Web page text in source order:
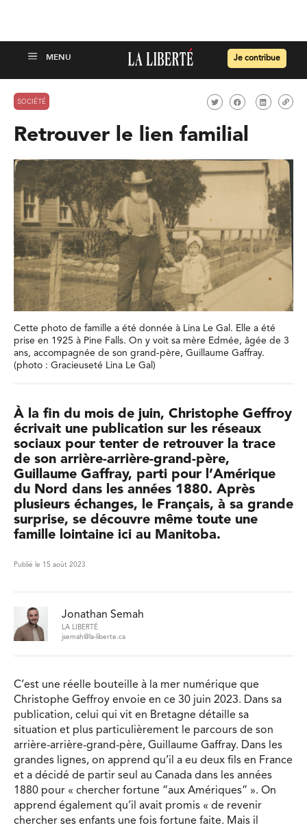
Je contribue
SOCIÉTÉ
Retrouver le lien familial
Cette photo de famille a été donnée à Lina Le Gal. Elle a été
prise en 1925 à Pine Falls. On y voit sa mère Edmée, âgée de 3
ans, accompagnée de son grand-père, Guillaume Gaffray.
(photo : Gracieuseté Lina Le Gal)
À la fin du mois de juin, Christophe Geffroy
écrivait une publication sur les réseaux
sociaux pour tenter de retrouver la trace
de son arrière-arrière-grand-père,
Guillaume Gaffray, parti pour l’Amérique
du Nord dans les années 1880. Après
plusieurs échanges, le Français, à sa grande
surprise, se découvre même toute une
famille lointaine ici au Manitoba.
Publié le 15 août 2023
Jonathan Semah
LA LIBERTÉ
jsemah@la-liberte.ca
C’est une réelle bouteille à la mer numérique que
Christophe Geffroy envoie en ce 30 juin 2023. Dans sa
publication, celui qui vit en Bretagne détaille sa
situation et plus particulièrement le parcours de son
arrière-arrière-grand-père, Guillaume Gaffray. Dans les
grandes lignes, on apprend qu’il a eu deux fils en France
et a décidé de partir seul au Canada dans les années
1880 pour « chercher fortune “aux Amériques” ». On
apprend également qu’il avait promis « de revenir
chercher ses enfants une fois fortune faite. Mais il